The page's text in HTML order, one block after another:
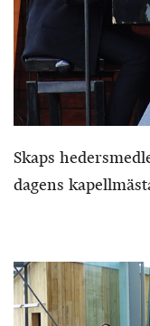
Skaps
dagens